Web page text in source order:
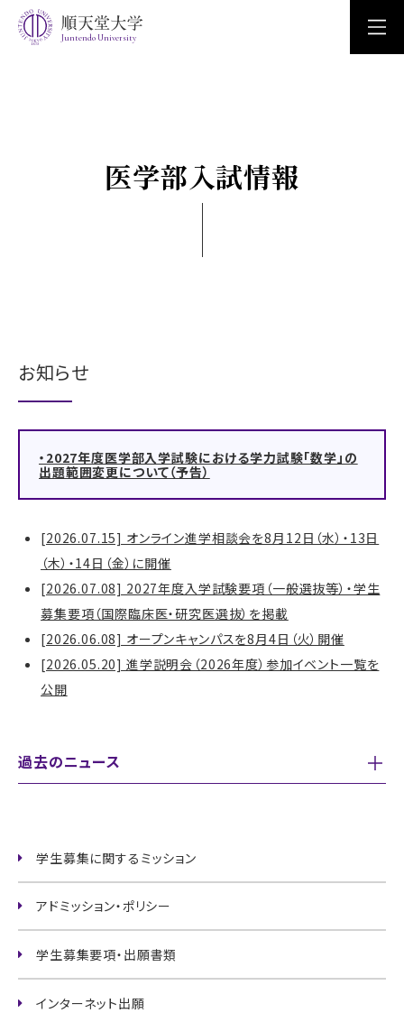
Juntendo University
医学部入試情報
お知らせ
・2027年度医学部入学試験における学力試験「数学」の
出題範囲変更について（予告）
[2026.07.15] オンライン進学相談会を8月12日（水）・13日
（木）・14日（金）に開催
[2026.07.08] 2027年度入学試験要項（一般選抜等）・学生
募集要項（国際臨床医・研究医選抜）を掲載
[2026.06.08] オープンキャンパスを8月4日（火）開催
[2026.05.20] 進学説明会（2026年度）参加イベント一覧を
公開
過去のニュース
学生募集に関するミッション
アドミッション・ポリシー
学生募集要項・出願書類
インターネット出願